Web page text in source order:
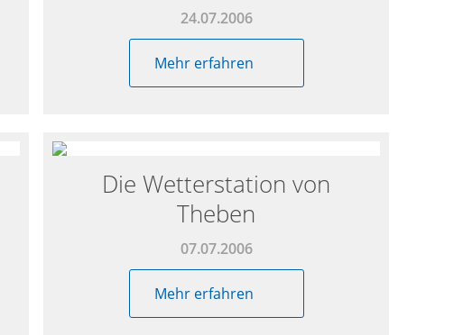
24.07.2006
Mehr erfahren
Die Wetterstation von
Theben
07.07.2006
Mehr erfahren